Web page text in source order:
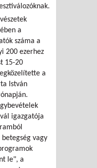
a
száma a
200 ezerhez
15-20
a
István
igazgatója
vagy
le", a